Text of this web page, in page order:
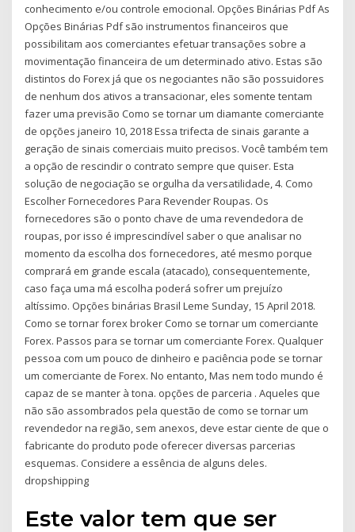
conhecimento e/ou controle emocional. Opções Binárias Pdf As
Opções Binárias Pdf são instrumentos financeiros que
possibilitam aos comerciantes efetuar transações sobre a
movimentação financeira de um determinado ativo. Estas são
distintos do Forex já que os negociantes não são possuidores
de nenhum dos ativos a transacionar, eles somente tentam
fazer uma previsão Como se tornar um diamante comerciante
de opções janeiro 10, 2018 Essa trifecta de sinais garante a
geração de sinais comerciais muito precisos. Você também tem
a opção de rescindir o contrato sempre que quiser. Esta
solução de negociação se orgulha da versatilidade, 4. Como
Escolher Fornecedores Para Revender Roupas. Os
fornecedores são o ponto chave de uma revendedora de
roupas, por isso é imprescindível saber o que analisar no
momento da escolha dos fornecedores, até mesmo porque
comprará em grande escala (atacado), consequentemente,
caso faça uma má escolha poderá sofrer um prejuízo
altíssimo. Opções binárias Brasil Leme Sunday, 15 April 2018.
Como se tornar forex broker Como se tornar um comerciante
Forex. Passos para se tornar um comerciante Forex. Qualquer
pessoa com um pouco de dinheiro e paciência pode se tornar
um comerciante de Forex. No entanto, Mas nem todo mundo é
capaz de se manter à tona. opções de parceria . Aqueles que
não são assombrados pela questão de como se tornar um
revendedor na região, sem anexos, deve estar ciente de que o
fabricante do produto pode oferecer diversas parcerias
esquemas. Considere a essência de alguns deles.
dropshipping
Este valor tem que ser